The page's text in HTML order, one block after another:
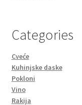
Categories
Cveće
Kuhinjske daske
Pokloni
Vino
Rakija